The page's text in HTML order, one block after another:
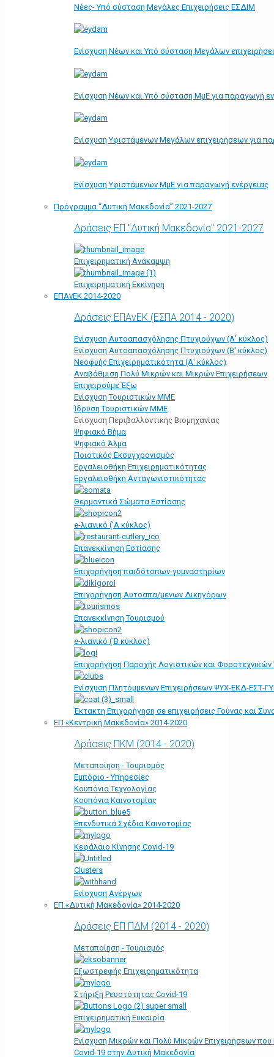
Νέες- Υπό σύσταση Μεγάλες Επιχειρήσεις ΕΣΔΙΜ
Ενίσχυση Νέων και Υπό σύσταση Μεγάλων
Ενίσχυση Νέων και Υπό σύσταση ΜμΕ για παραγωγή
Ενίσχυση Υφιστάμενων Μεγάλων επιχειρήσεων για
Ενίσχυση Υφιστάμενων ΜμΕ για παραγωγή ενέργειας
Πρόγραμμα “Δυτική Μακεδονία” 2021-2027
Δράσεις ΕΠ "Δυτική Μακεδονία" 2021-2027
Επιχειρηματική Ανάκαμψη
Επιχειρηματική Εκκίνηση
ΕΠΑνΕΚ 2014-2020
Δράσεις ΕΠΑνΕΚ (ΕΣΠΑ 2014 - 2020)
Ενίσχυση Αυτοαπασχόλησης Πτυχιούχων (Α' κύκλος)
Ενίσχυση Αυτοαπασχόλησης Πτυχιούχων (Β' κύκλος)
Νεοφυής Επιχειρηματικότητα (Α' κύκλος)
Αναβάθμιση Πολύ Μικρών και Μικρών Επιχειρήσεων
Επιχειρούμε Έξω
Ενίσχυση Τουριστικών ΜΜΕ
Ίδρυση Τουριστικών ΜΜΕ
Ενίσχυση Περιβαλλοντικής Βιομηχανίας
Ψηφιακό Βήμα
Ψηφιακό Άλμα
Ποιοτικός Εκσυγχρονισμός
Εργαλειοθήκη Eπιχειρηματικότητας
Εργαλειοθήκη Ανταγωνιστικότητας
Θερμαντικά Σώματα Εστίασης
e-λιανικό ('Α κύκλος)
Επανεκκίνηση Εστίασης
Επιχορήγηση παιδότοπων-γυμναστηρίων
Επιχορήγηση Αυτοαπα/μενων Δικηγόρων
Επανεκκίνηση Τουρισμού
e-λιανικό (΄Β κύκλος)
Επιχορήγηση Παροχής Λογιστικών και
Ενίσχυση Πλητόμμενων Επιχειρήσεων ΨΥΧ-ΕΚΔ-ΕΣΤ-
Έκτακτη Επιχορήγηση σε επιχειρήσεις Γούνας και
ΕΠ «Kεντρική Μακεδονία» 2014-2020
Δράσεις ΠΚΜ (2014 - 2020)
Μεταποίηση - Τουρισμός
Εμπόριο - Υπηρεσίες
Κουπόνια Τεχνολογίας
Κουπόνια Καινοτομίας
Επενδυτικά Σχέδια Καινοτομίας
Κεφάλαιο Κίνησης Covid-19
Clusters
Ενίσχυση Ανέργων
ΕΠ «Δυτική Μακεδονία» 2014-2020
Δράσεις ΕΠ ΠΔΜ (2014 - 2020)
Μεταποίηση - Τουρισμός
Εξωστρεφής Επιχειρηματικότητα
Στήριξη Ρευστότητας Covid-19
Επιχειρηματική Ευκαιρία
Ενίσχυση Μικρών και Πολύ Μικρών Επιχειρήσεων
Covid-19 στην Δυτική Μακεδονία